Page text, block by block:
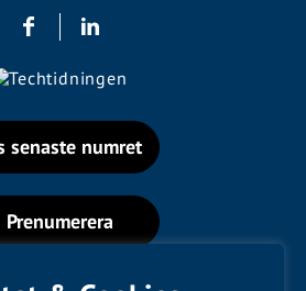
senaste numret
Prenumerera